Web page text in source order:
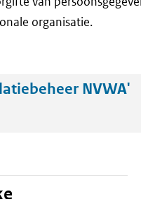
organisatie.
NVWA'